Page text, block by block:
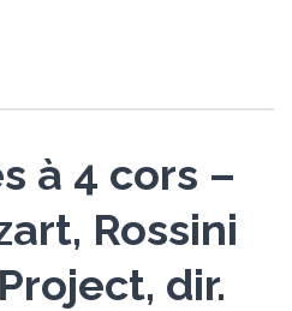
à 4 cors –
Rossini
dir.